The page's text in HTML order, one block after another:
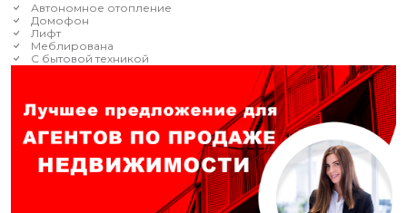
Автономное отопление
Домофон
Лифт
Меблирована
С бытовой техникой